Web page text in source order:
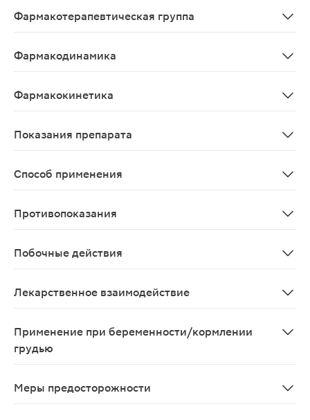
Фармакотерапевтическая группа
Фармакодинамика
Фармакокинетика
Показания препарата
Способ применения
Противопоказания
Побочные действия
Лекарственное взаимодействие
Применение при беременности/кормлении
грудью
Меры предосторожности